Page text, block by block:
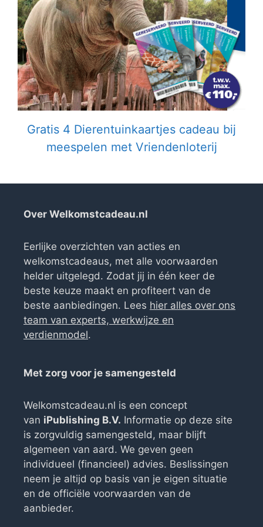
Gratis 4 Dierentuinkaartjes cadeau bij
meespelen met Vriendenloterij
Over Welkomstcadeau.nl
Eerlijke overzichten van acties en
welkomstcadeaus, met alle voorwaarden
helder uitgelegd. Zodat jij in één keer de
beste keuze maakt en profiteert van de
beste aanbiedingen. Lees hier alles over ons
team van experts, werkwijze en
verdienmodel.
Met zorg voor je samengesteld
Welkomstcadeau.nl is een concept
van iPublishing B.V. Informatie op deze site
is zorgvuldig samengesteld, maar blijft
algemeen van aard. We geven geen
individueel (financieel) advies. Beslissingen
neem je altijd op basis van je eigen situatie
en de officiële voorwaarden van de
aanbieder.